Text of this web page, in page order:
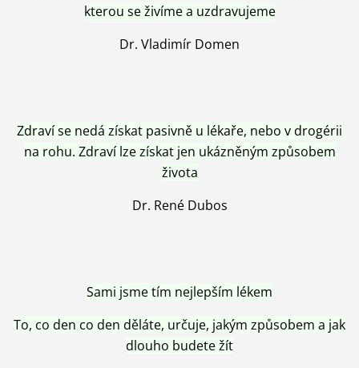
kterou se živíme a uzdravujeme
Dr. Vladimír Domen
Zdraví se nedá získat pasivně u lékaře, nebo v drogérii
na rohu. Zdraví lze získat jen ukázněným způsobem
života
Dr. René Dubos
Sami jsme tím nejlepším lékem
To, co den co den děláte, určuje, jakým způsobem a jak
dlouho budete žít